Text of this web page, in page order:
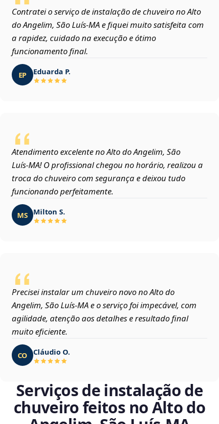
Contratei o serviço de instalação de chuveiro no Alto
do Angelim, São Luís‑MA e fiquei muito satisfeita com
a rapidez, cuidado na execução e ótimo
funcionamento final.
EP Eduarda P.
Atendimento excelente no Alto do Angelim, São
Luís‑MA! O profissional chegou no horário, realizou a
troca do chuveiro com segurança e deixou tudo
funcionando perfeitamente.
MS Milton S.
Precisei instalar um chuveiro novo no Alto do
Angelim, São Luís‑MA e o serviço foi impecável, com
agilidade, atenção aos detalhes e resultado final
muito eficiente.
CO Cláudio O.
Serviços de instalação de
chuveiro feitos no Alto do